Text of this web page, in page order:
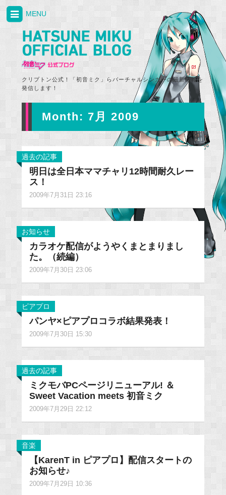
クリプトン公式！「初音ミク」らバーチャルシンガーの最新情報を
発信します！
MENU
Month: 7月 2009
過去の記事
明日は全日本ママチャリ12時間耐久レー
ス！
2009年7月31日 23:16
お知らせ
カラオケ配信がようやくまとまりまし
た。（続編）
2009年7月30日 23:06
ピアプロ
パンヤ×ピアプロコラボ結果発表！
2009年7月30日 15:30
過去の記事
ミクモバPCページリニューアル! ＆
Sweet Vacation meets 初音ミク
2009年7月29日 22:12
音楽
【KarenT in ピアプロ】配信スタートの
お知らせ♪
2009年7月29日 10:36